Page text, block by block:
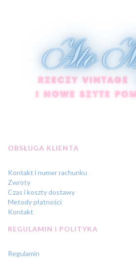
Linki w stopce
OBSŁUGA KLIENTA
Kontakt i numer rachunku
Zwroty
Czas i koszty dostawy
Metody płatności
Kontakt
REGULAMIN I POLITYKA
Regulamin